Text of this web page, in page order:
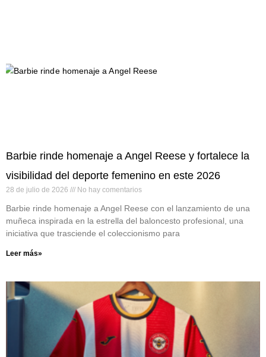
Barbie rinde homenaje a Angel Reese y fortalece la
visibilidad del deporte femenino en este 2026
28 de julio de 2026 No hay comentarios
Barbie rinde homenaje a Angel Reese con el lanzamiento de una
muñeca inspirada en la estrella del baloncesto profesional, una
iniciativa que trasciende el coleccionismo para
Leer más»